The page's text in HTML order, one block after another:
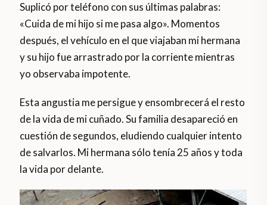
Suplicó por teléfono con sus últimas palabras:
«Cuida de mi hijo si me pasa algo». Momentos
después, el vehículo en el que viajaban mi hermana
y su hijo fue arrastrado por la corriente mientras
yo observaba impotente.
Esta angustia me persigue y ensombrecerá el resto
de la vida de mi cuñado. Su familia desapareció en
cuestión de segundos, eludiendo cualquier intento
de salvarlos. Mi hermana sólo tenía 25 años y toda
la vida por delante.